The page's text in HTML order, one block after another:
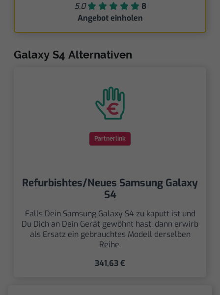
5,0
8
Angebot einholen
Galaxy S4 Alternativen
Partnerlink
Refurbishtes/Neues Samsung Galaxy
S4
Falls Dein Samsung Galaxy S4 zu kaputt ist und
Du Dich an Dein Gerät gewöhnt hast, dann erwirb
als Ersatz ein gebrauchtes Modell derselben
Reihe.
341,63 €